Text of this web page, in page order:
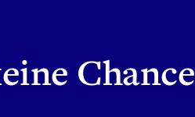
Chance